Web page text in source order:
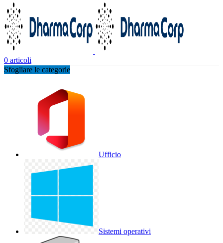
0 articoli
Sfogliare le categorie
Ufficio
Sistemi operativi